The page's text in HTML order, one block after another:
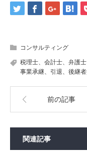
コンサルティング
税理士、会計士、弁護
事業承継、引退、後継
前の記事
関連記事